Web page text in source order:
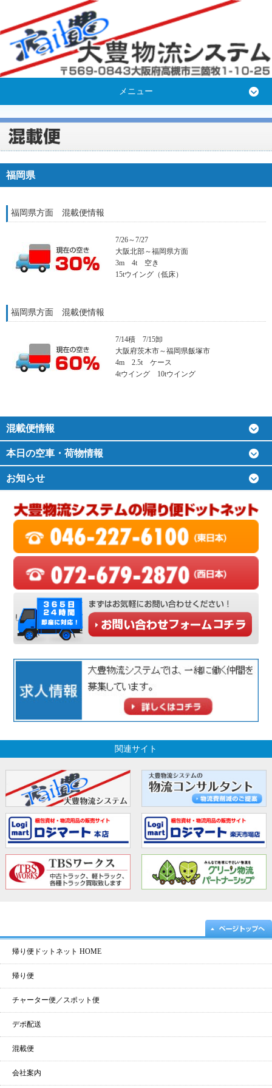
メニュー
福岡県
福岡県方面 混載便情報
7/26～7/27
大阪北部～福岡県方面
3m 4t 空き
15tウイング（低床）
福岡県方面 混載便情報
7/14積 7/15卸
大阪府茨木市～福岡県飯塚市
4m 2.5t ケース
4tウイング 10tウイング
混載便情報
本日の空車・荷物情報
お知らせ
関連サイト
帰り便ドットネット HOME
帰り便
チャーター便／スポット便
デポ配送
混載便
会社案内